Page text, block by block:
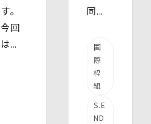
す。
今回
は...
同...
国
際
枠
組
S.E
ND